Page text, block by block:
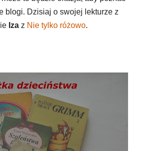
blogi. Dzisiaj o swojej lekturze z
Iza z Nie tylko różowo.